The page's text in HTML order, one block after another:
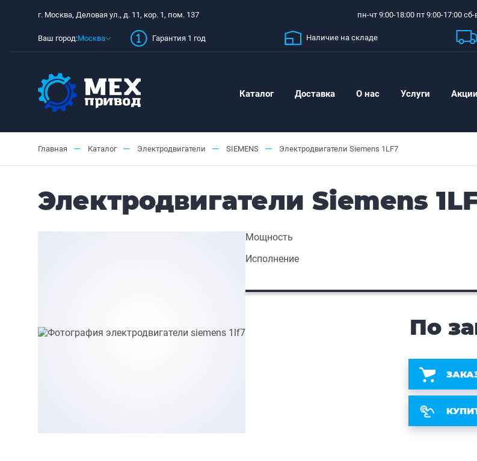
г. Москва, Деловая ул., д. 11, кор. 1, пом. 137 пн-чт 9:00-18:00 пт 9:00-17:00
Ваш город:Москва Гарантия 1 год Наличие на складе
Каталог Доставка О нас Услуги Акции
Главная — Каталог — Электродвигатели — SIEMENS — Электродвигатели Siemens 1LF7
Электродвигатели Siemens
Мощность
Исполнение
По